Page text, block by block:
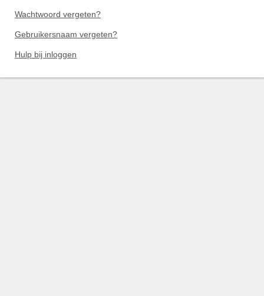
Wachtwoord vergeten?
Gebruikersnaam vergeten?
Hulp bij inloggen